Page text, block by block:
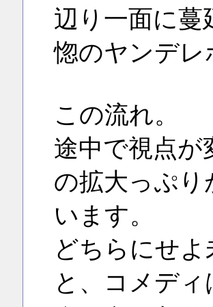
辺り一面に蔓
惚のヤンデレ
この流れ。
途中で視点が
の拡大っぷ
います。
どちらにせ
と、コメデ